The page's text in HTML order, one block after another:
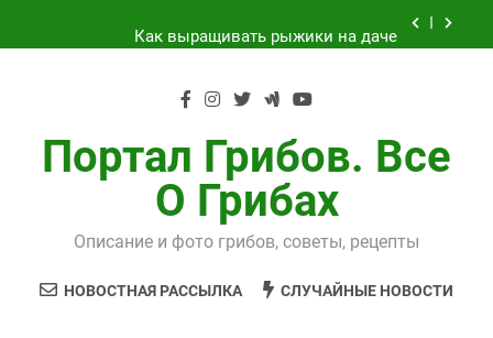
мицелий
Технология выращивания подосиновиков
Как выращивать рыжики на даче
Портал Грибов. Все
О Грибах
Описание и фото грибов, советы, рецепты
НОВОСТНАЯ РАССЫЛКА СЛУЧАЙНЫЕ НОВОСТИ